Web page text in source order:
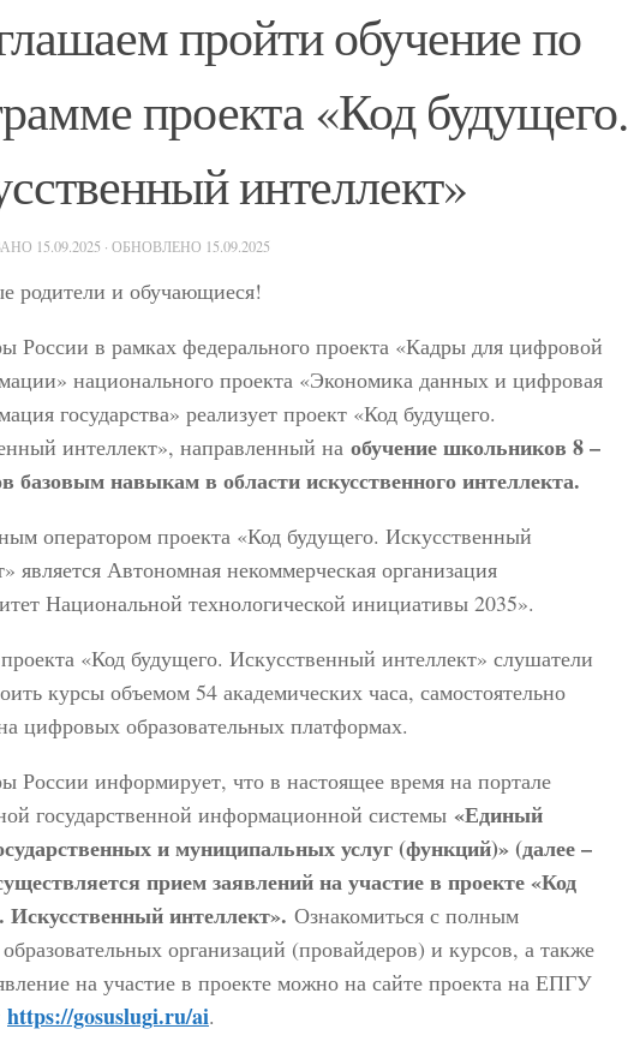
пройти обучение по
проекта «Код будущего.
интеллект»
15.09.2025 · ОБНОВЛЕНО 15.09.2025
родители и обучающиеся!
в рамках федерального проекта «Кадры для цифровой
национального проекта «Экономика данных и цифровая
государства» реализует проект «Код будущего.
интеллект», направленный на обучение школьников 8 –
базовым навыкам в области искусственного интеллекта.
оператором проекта «Код будущего. Искусственный
является Автономная некоммерческая организация
Национальной технологической инициативы 2035».
«Код будущего. Искусственный интеллект» слушатели
курсы объемом 54 академических часа, самостоятельно
цифровых образовательных платформах.
информирует, что в настоящее время на портале
государственной информационной системы «Единый
и муниципальных услуг (функций)» (далее –
прием заявлений на участие в проекте «Код
Искусственный интеллект». Ознакомиться с полным
организаций (провайдеров) и курсов, а также
на участие в проекте можно на сайте проекта на ЕПГУ
https://gosuslugi.ru/ai.